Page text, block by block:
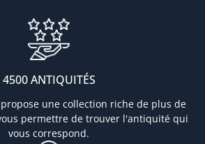
4500 ANTIQUITÉS
une collection riche de plus de
permettre de trouver l'antiquité qui
vous correspond.